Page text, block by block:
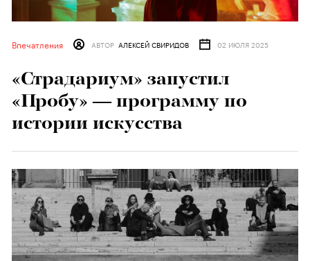
Впечатления АВТОР АЛЕКСЕЙ СВИРИДОВ 02 ИЮЛЯ 2025
«Страдариум» запустил
«Пробу» — программу по
истории искусства